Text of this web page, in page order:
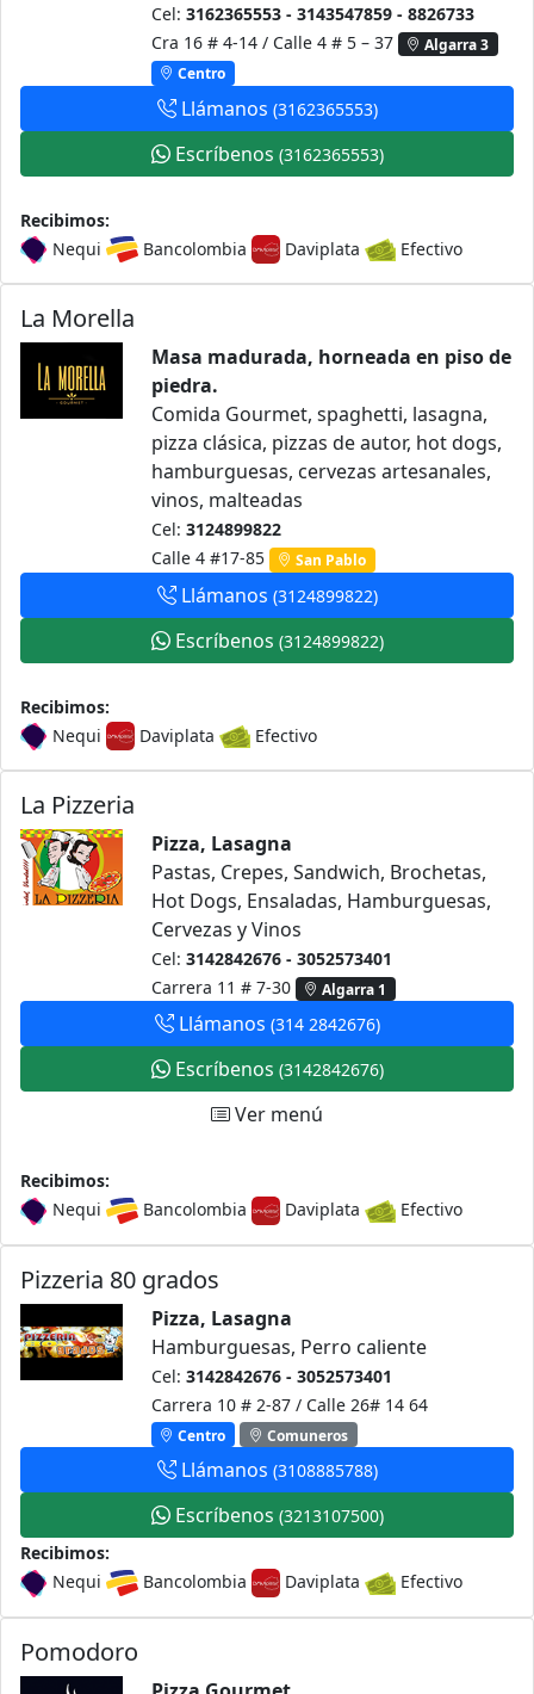
Cel: 3162365553 - 3143547859 - 8826733
Cra 16 # 4-14 / Calle 4 # 5 – 37
Algarra 3
Centro
Llámanos (3162365553)
Escríbenos (3162365553)
Recibimos:
Nequi
Bancolombia Daviplata Efectivo
La Morella
Masa madurada, horneada en piso de
piedra.
Comida Gourmet, spaghetti, lasagna,
pizza clásica, pizzas de autor, hot dogs,
hamburguesas, cervezas artesanales,
vinos, malteadas
Cel: 3124899822
Calle 4 #17-85
San Pablo
Llámanos (3124899822)
Escríbenos (3124899822)
Recibimos:
Nequi
Daviplata Efectivo
La Pizzeria
Pizza, Lasagna
Pastas, Crepes, Sandwich, Brochetas,
Hot Dogs, Ensaladas, Hamburguesas,
Cervezas y Vinos
Cel: 3142842676 - 3052573401
Carrera 11 # 7-30
Algarra 1
Llámanos (314 2842676)
Escríbenos (3142842676)
Ver menú
Recibimos:
Nequi
Bancolombia Daviplata Efectivo
Pizzeria 80 grados
Pizza, Lasagna
Hamburguesas, Perro caliente
Cel: 3142842676 - 3052573401
Carrera 10 # 2-87 / Calle 26# 14 64
Centro Comuneros
Llámanos (3108885788)
Escríbenos (3213107500)
Recibimos:
Nequi
Bancolombia Daviplata Efectivo
Pomodoro